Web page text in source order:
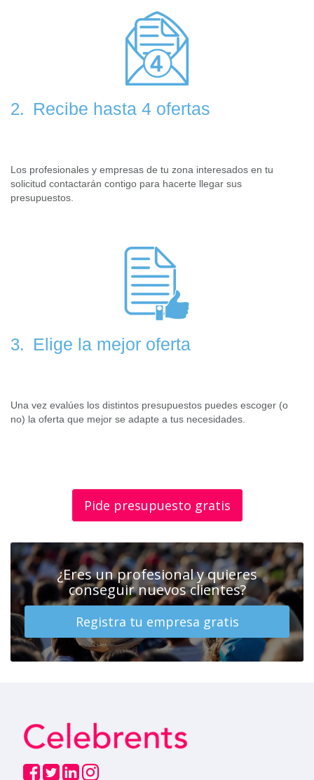
2. Recibe hasta 4 ofertas
Los profesionales y empresas de tu zona interesados en tu
solicitud contactarán contigo para hacerte llegar sus
presupuestos.
3. Elige la mejor oferta
Una vez evalúes los distintos presupuestos puedes escoger (o
no) la oferta que mejor se adapte a tus necesidades.
Pide presupuesto gratis
¿Eres un profesional y quieres
conseguir nuevos clientes?
Registra tu empresa gratis